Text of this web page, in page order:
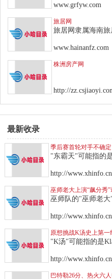
www.grfyw.com
旅居网
旅居网隶属海南
www.hainanfz.com
株洲房产网
http://
最新收录
季后赛首轮对手不确
"东霸天"可能指的
http://
巫师老大上演“飙分秀
巫师队的"巫师老
http://
原想挑战K汤史上第一
"K汤"可能指的是
http://
巴特勒26分、热火六